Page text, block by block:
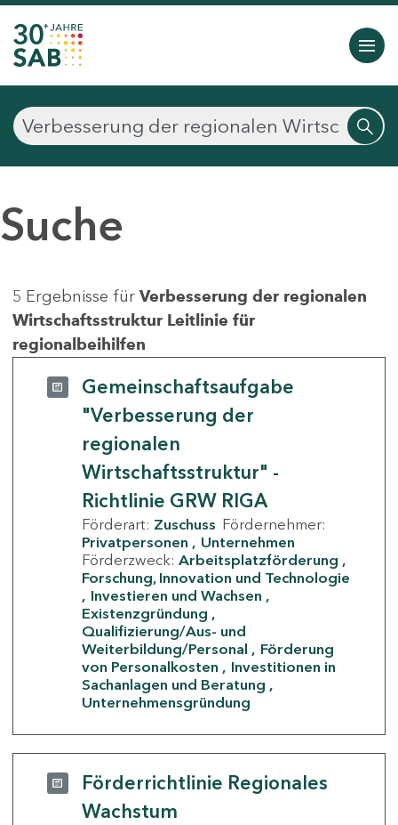
Suche
5 Ergebnisse für Verbesserung der regionalen
Wirtschaftsstruktur Leitlinie für
regionalbeihilfen
Gemeinschaftsaufgabe
"Verbesserung der
regionalen
Wirtschaftsstruktur" -
Richtlinie GRW RIGA
Förderart: Zuschuss Fördernehmer:
Privatpersonen
Unternehmen
Förderzweck: Arbeitsplatzförderung
Forschung, Innovation und Technologie
Investieren und Wachsen
Existenzgründung
Qualifizierung/Aus- und
Weiterbildung/Personal
Förderung
von Personalkosten
Investitionen in
Sachanlagen und Beratung
Unternehmensgründung
Förderrichtlinie Regionales
Wachstum